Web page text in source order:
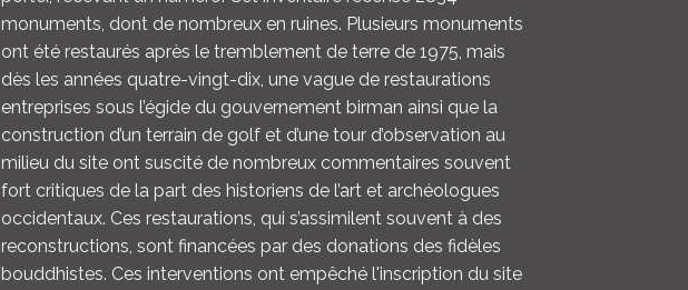
monuments, dont de nombreux en ruines. Plusieurs monuments
ont été restaurés après le tremblement de terre de 1975, mais
dès les années quatre-vingt-dix, une vague de restaurations
entreprises sous l’égide du gouvernement birman ainsi que la
construction d’un terrain de golf et d’une tour d’observation au
milieu du site ont suscité de nombreux commentaires souvent
fort critiques de la part des historiens de l’art et archéologues
occidentaux. Ces restaurations, qui s’assimilent souvent à des
reconstructions, sont financées par des donations des fidèles
bouddhistes. Ces interventions ont empêché l'inscription du site